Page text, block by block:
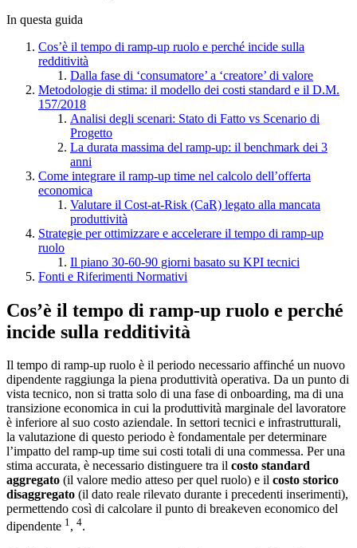
In questa guida
Cos’è il tempo di ramp-up ruolo e perché incide sulla
redditività
Dalla fase di ‘consumatore’ a ‘creatore’ di valore
Metodologie di stima: il modello dei costi standard e il D.M.
157/2018
Analisi degli scenari: Stato di Fatto vs Scenario di
Progetto
La durata massima del ramp-up: il benchmark dei 3
anni
Come integrare il ramp-up time nel calcolo dell’offerta
economica
Valutare il Cost-at-Risk (CaR) legato alla mancata
produttività
Strategie per ottimizzare e accelerare il tempo di ramp-up
ruolo
Il piano 30-60-90 giorni basato su KPI tecnici
Fonti e Riferimenti Normativi
Cos’è il tempo di ramp-up ruolo e perché
incide sulla redditività
Il tempo di ramp-up ruolo è il periodo necessario affinché un nuovo
dipendente raggiunga la piena produttività operativa. Da un punto di
vista tecnico, non si tratta solo di una fase di onboarding, ma di una
transizione economica in cui la produttività marginale del lavoratore
è inferiore al suo costo aziendale. In settori tecnici e infrastrutturali,
la valutazione di questo periodo è fondamentale per determinare
l’impatto del ramp-up time sui costi totali di una commessa. Per una
stima accurata, è necessario distinguere tra il costo standard
aggregato (il valore medio atteso per quel ruolo) e il costo storico
disaggregato (il dato reale rilevato durante i precedenti inserimenti),
permettendo così di calcolare il punto di breakeven economico del
dipendente 1, 4.